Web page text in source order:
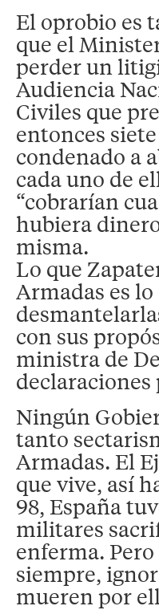
El oprobio es
que el
perder un
Audiencia
Civiles que
entonces
condenado a
cada uno de
“cobrarían
hubiera
misma.
Lo que
Armadas es
con sus
ministra de
declaraciones
Ningún
tanto
Armadas. El
que vive, así
98, España
militares
enferma.
siempre,
mueren por